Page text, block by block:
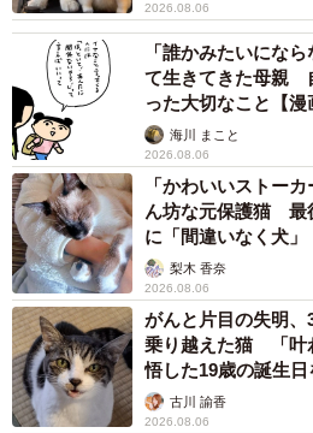
2026.08.06
「誰かみたいにな
て生きてきた母親
った大切なこと【漫
海川 まこと
2026.08.06
「かわいいストー
ん坊な元保護猫 最
に「間違いなく犬
梨木 香奈
2026.08.06
がんと片目の失明
乗り越えた猫 「叶
悟した19歳の誕生
古川 諭香
2026.08.06